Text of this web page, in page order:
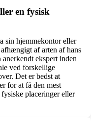
en fysisk
sin hjemmekontor eller
af arten af hans
ekspert inden
ved forskellige
Det er bedst at
for at få den mest
placeringer eller